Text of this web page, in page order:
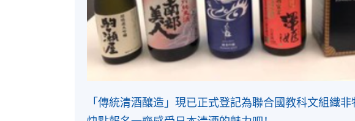
「傳統清酒釀造」現已正式登記為聯合國教科文組織非